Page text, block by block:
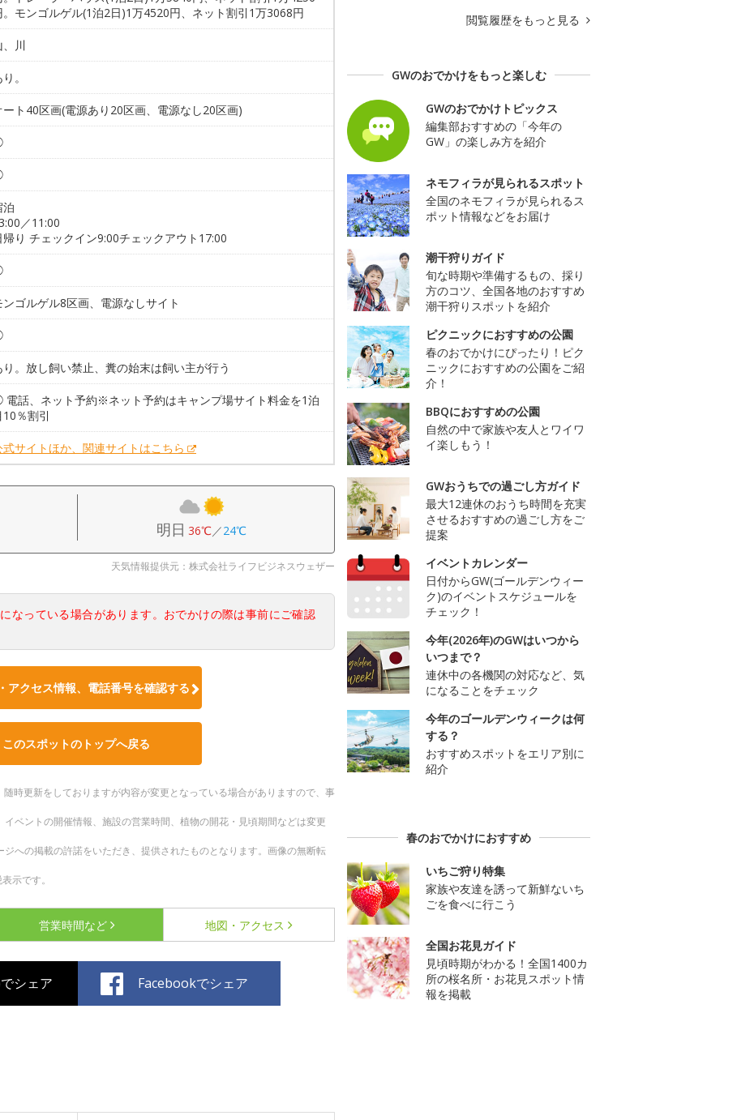
。モンゴルゲル(1泊2日)1万4520円、ネット割引1万3068円
、川
。
ート40区画(電源あり20区画、電源なし20区画)
泊
／11:00
帰り チェックイン9:00チェックアウト17:00
ンゴルゲル8区画、電源なしサイト
り。放し飼い禁止、糞の始末は飼い主が行う
話、ネット予約※ネット予約はキャンプ場サイト料金を1泊
10％割引
式サイトほか、関連サイトはこちら
明日 36℃／24℃
天気情報提供元：株式会社ライフビジネスウェザー
なっている場合があります。おでかけの際は事前にご確認
アクセス情報、電話番号を確認する
このスポットのトップへ戻る
時更新をしておりますが内容が変更となっている場合がありますので、事
ベントの開催情報、施設の営業時間、植物の開花・見頃期間などは変更
への掲載の許諾をいただき、提供されたものとなります。画像の無断転
示です。
営業時間など 地図・アクセス
シェア Facebookでシェア
閲覧履歴をもっと見る
GWのおでかけをもっと楽しむ
GWのおでかけトピックス
編集部おすすめの「今年の
GW」の楽しみ方を紹介
ネモフィラが見られるスポット
全国のネモフィラが見られるス
ポット情報などをお届け
潮干狩りガイド
旬な時期や準備するもの、採り
方のコツ、全国各地のおすすめ
潮干狩りスポットを紹介
ピクニックにおすすめの公園
春のおでかけにぴったり！ピク
ニックにおすすめの公園をご紹
介！
BBQにおすすめの公園
自然の中で家族や友人とワイワ
イ楽しもう！
GWおうちでの過ごし方ガイド
最大12連休のおうち時間を充実
させるおすすめの過ごし方をご
提案
イベントカレンダー
日付からGW(ゴールデンウィー
ク)のイベントスケジュールを
チェック！
今年(2026年)のGWはいつから
いつまで？
連休中の各機関の対応など、気
になることをチェック
今年のゴールデンウィークは何
する？
おすすめスポットをエリア別に
紹介
春のおでかけにおすすめ
いちご狩り特集
家族や友達を誘って新鮮ないち
ごを食べに行こう
全国お花見ガイド
見頃時期がわかる！全国1400カ
所の桜名所・お花見スポット情
報を掲載